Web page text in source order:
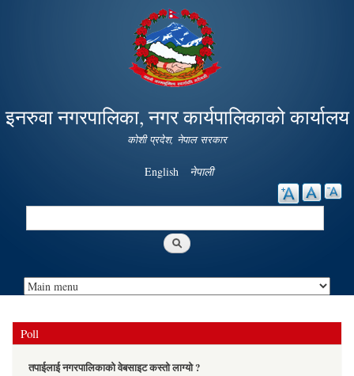
Skip to
main
content
इनरुवा नगरपालिका, नगर कार्यपालिकाको कार्यालय
कोशी प्रदेश, नेपाल सरकार
English नेपाली
Search
Poll
तपाईलाई नगरपालिकाको वेबसाइट कस्तो लाग्यो ?